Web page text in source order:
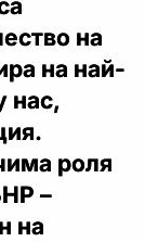
на
на най-
нас,
роля
–
на